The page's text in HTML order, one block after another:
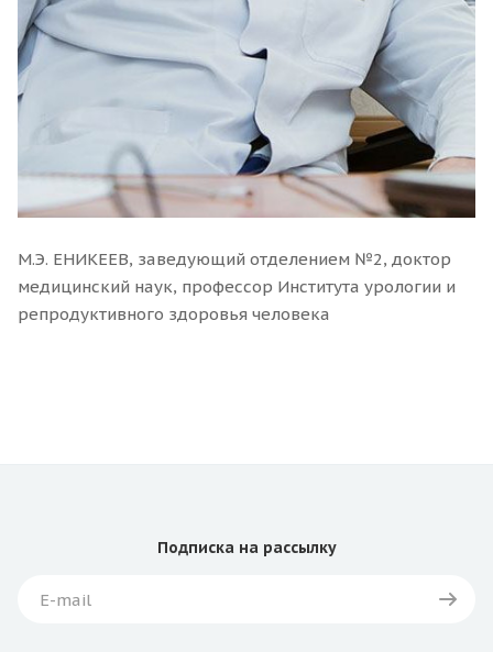
М.Э. ЕНИКЕЕВ, заведующий отделением №2, доктор
медицинский наук, профессор Института урологии и
репродуктивного здоровья человека
Подписка на рассылку